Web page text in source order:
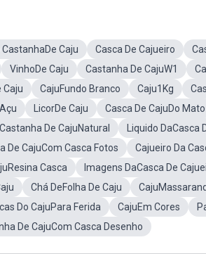
CastanhaDe Caju Casca De Cajueiro
VinhoDe Caju Castanha De CajuW1
Caju CajuFundo Branco Caju1Kg
LicorDe Caju Casca De CajuDo Mato
Castanha De CajuNatural Liquido DaCasca
De CajuCom Casca Fotos Cajueiro Da
Casca Imagens DaCasca De
Chá DeFolha De Caju
Do CajuPara Ferida CajuEm Cores
De CajuCom Casca Desenho